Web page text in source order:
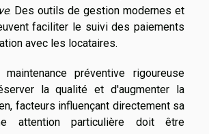
. Des outils de gestion modernes et
faciliter le suivi des paiements
avec les locataires.
préventive rigoureuse
la qualité et d'augmenter la
facteurs influençant directement sa
attention particulière doit être